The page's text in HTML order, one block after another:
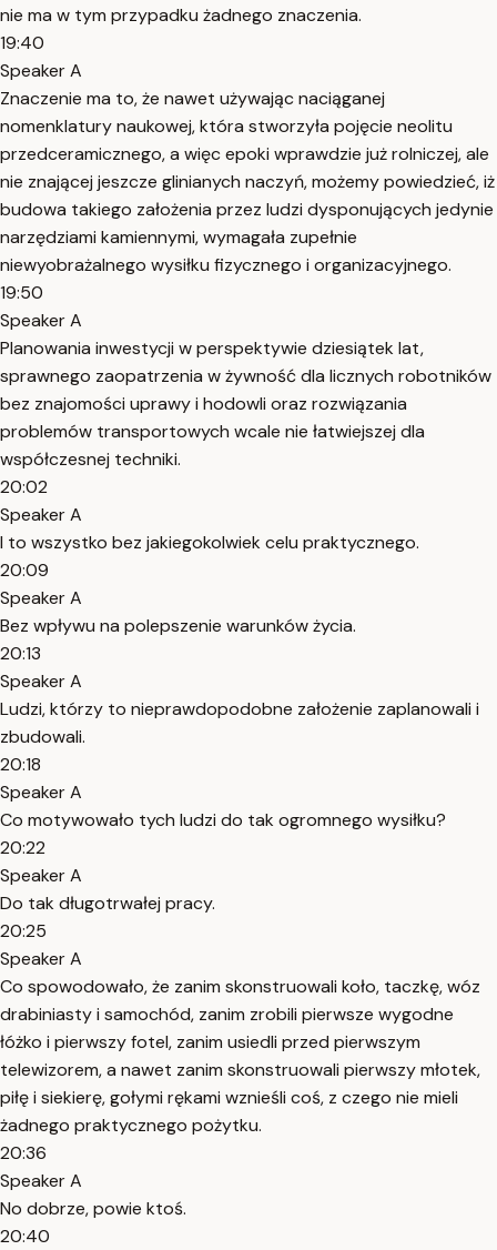
nie ma w tym przypadku żadnego znaczenia.
19:40
Speaker A
Znaczenie ma to, że nawet używając naciąganej
nomenklatury naukowej, która stworzyła pojęcie neolitu
przedceramicznego, a więc epoki wprawdzie już rolniczej, ale
nie znającej jeszcze glinianych naczyń, możemy powiedzieć, iż
budowa takiego założenia przez ludzi dysponujących jedynie
narzędziami kamiennymi, wymagała zupełnie
niewyobrażalnego wysiłku fizycznego i organizacyjnego.
19:50
Speaker A
Planowania inwestycji w perspektywie dziesiątek lat,
sprawnego zaopatrzenia w żywność dla licznych robotników
bez znajomości uprawy i hodowli oraz rozwiązania
problemów transportowych wcale nie łatwiejszej dla
współczesnej techniki.
20:02
Speaker A
I to wszystko bez jakiegokolwiek celu praktycznego.
20:09
Speaker A
Bez wpływu na polepszenie warunków życia.
20:13
Speaker A
Ludzi, którzy to nieprawdopodobne założenie zaplanowali i
zbudowali.
20:18
Speaker A
Co motywowało tych ludzi do tak ogromnego wysiłku?
20:22
Speaker A
Do tak długotrwałej pracy.
20:25
Speaker A
Co spowodowało, że zanim skonstruowali koło, taczkę, wóz
drabiniasty i samochód, zanim zrobili pierwsze wygodne
łóżko i pierwszy fotel, zanim usiedli przed pierwszym
telewizorem, a nawet zanim skonstruowali pierwszy młotek,
piłę i siekierę, gołymi rękami wznieśli coś, z czego nie mieli
żadnego praktycznego pożytku.
20:36
Speaker A
No dobrze, powie ktoś.
20:40